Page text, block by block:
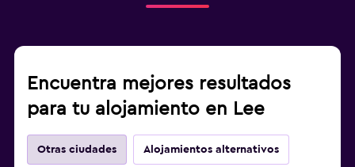
Encuentra mejores resultados
para tu alojamiento en Lee
Otras ciudades Alojamientos alternativos